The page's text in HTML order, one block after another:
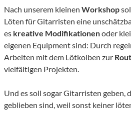
Nach unserem kleinen Workshop
Löten für Gitarristen eine
es kreative Modifikationenoder
eigenen Equipment sind: Durch
Arbeiten mit dem Lötkolben zur
vielfältigen Projekten.
Und es soll sogar Gitarristen geben,
geblieben sind, weil sonst keiner